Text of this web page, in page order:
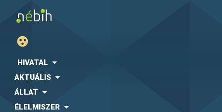
HIVATAL
AKTUÁLIS
ÁLLAT
ÉLELMISZER